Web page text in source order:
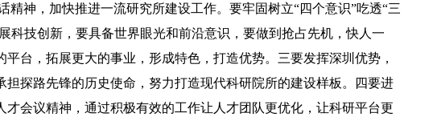
神，加快推进一流研究所建设工作。要牢固树立“四个意识”吃透“三
科技创新，要具备世界眼光和前沿意识，要做到抢占先机，快人一
台，拓展更大的事业，形成特色，打造优势。三要发挥深圳优势，
探路先锋的历史使命，努力打造现代科研院所的建设样板。四要进
会议精神，通过积极有效的工作让人才团队更优化，让科研平台更